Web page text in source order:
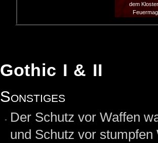
dem
Gothic I & II
Sonstiges
Der Schutz vor Waffen
und Schutz vor stumpfen